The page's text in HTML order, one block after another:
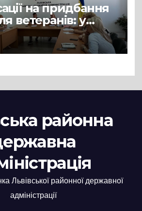
на придбання
ветеранів: у
РДА розглянули
районна
Львівської районної державної
адміністрації